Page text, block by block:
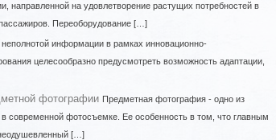
направленной на удовлетворение растущих потребностей в
Переоборудование […]
неполнотой информации в рамках инновационно-
целесообразно предусмотреть возможность адаптации,
фотографии Предметная фотография - одно из
современной фотосъемке. Ее особенность в том, что главным
[…]